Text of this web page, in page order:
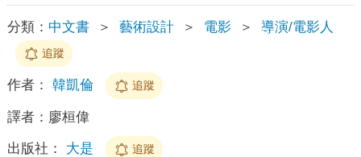
分類： 中文書 ＞ 藝術設計 ＞ 電影 ＞ 導演/電影人
追蹤
作者： 韓凱倫 追蹤
譯者： 廖桓偉
出版社： 大是 追蹤